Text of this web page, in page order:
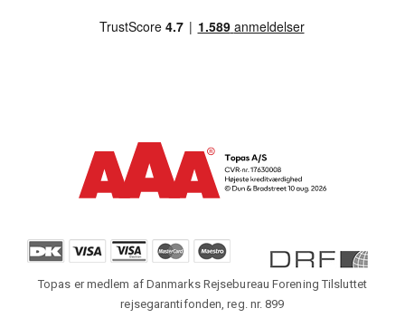
Topas er medlem af Danmarks Rejsebureau Forening Tilsluttet
rejsegarantifonden, reg. nr. 899